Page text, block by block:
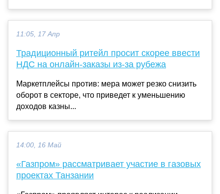
11:05, 17 Апр
Традиционный ритейл просит скорее ввести
НДС на онлайн-заказы из-за рубежа
Маркетплейсы против: мера может резко снизить
оборот в секторе, что приведет к уменьшению
доходов казны...
14:00, 16 Май
«Газпром» рассматривает участие в газовых
проектах Танзании